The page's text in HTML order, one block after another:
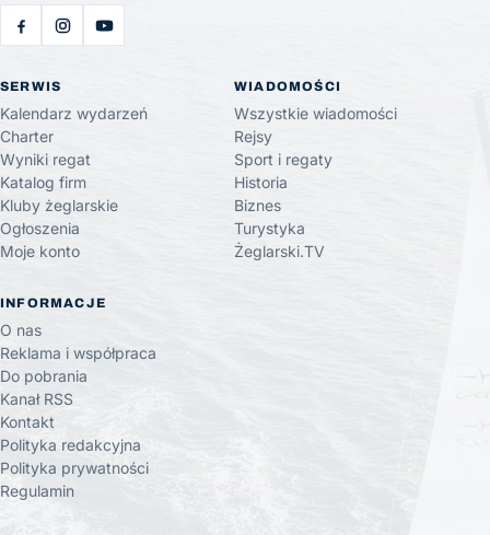
SERWIS
Kalendarz wydarzeń
Charter
Wyniki regat
Katalog firm
Kluby żeglarskie
Ogłoszenia
Moje konto
WIADOMOŚCI
Wszystkie wiadomości
Rejsy
Sport i regaty
Historia
Biznes
Turystyka
Żeglarski.TV
INFORMACJE
O nas
Reklama i współpraca
Do pobrania
Kanał RSS
Kontakt
Polityka redakcyjna
Polityka prywatności
Regulamin